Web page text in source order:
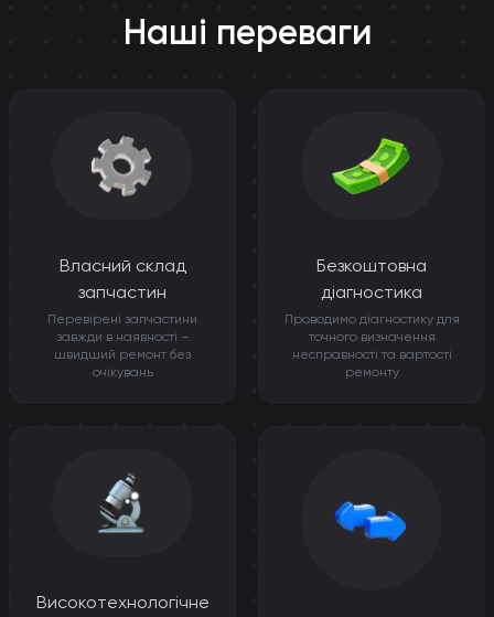
Наші переваги
Власний склад
запчастин
Перевірені запчастини
завжди в наявності –
швидший ремонт без
очікувань
Безкоштовна
діагностика
Проводимо діагностику для
точного визначення
несправності та вартості
ремонту
Високотехнологічне